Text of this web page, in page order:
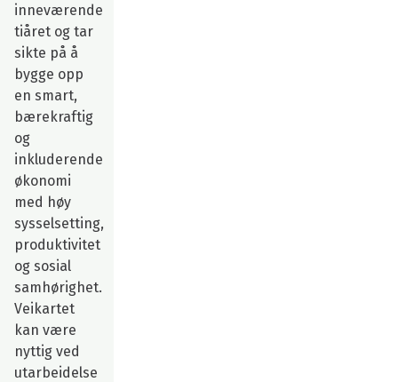
inneværende
tiåret og tar
sikte på å
bygge opp
en smart,
bærekraftig
og
inkluderende
økonomi
med høy
sysselsetting,
produktivitet
og sosial
samhørighet.
Veikartet
kan være
nyttig ved
utarbeidelse